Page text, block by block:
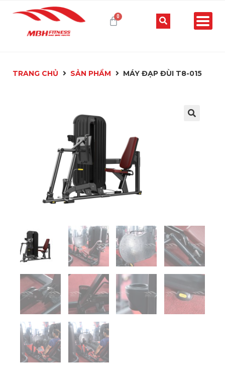
TRANG CHỦ SẢN PHẨM MÁY ĐẠP ĐÙI T8-015